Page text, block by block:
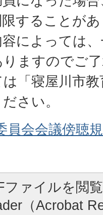
することが
によっては
ますのでご
「寝屋川市
さい。
員会会議傍聴
ファイルを閲
（Acrobat